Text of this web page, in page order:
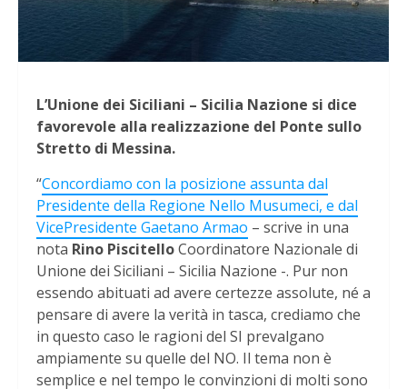
L’Unione dei Siciliani – Sicilia Nazione si dice
favorevole alla realizzazione del Ponte sullo
Stretto di Messina.
“Concordiamo con la posizione assunta dal
Presidente della Regione Nello Musumeci, e dal
VicePresidente Gaetano Armao – scrive in una
nota Rino PiscitelloCoordinatore Nazionale di
Unione dei Siciliani – Sicilia Nazione -. Pur non
essendo abituati ad avere certezze assolute, né a
pensare di avere la verità in tasca, crediamo che
in questo caso le ragioni del SI prevalgano
ampiamente su quelle del NO. Il tema non è
semplice e nel tempo le convinzioni di molti sono